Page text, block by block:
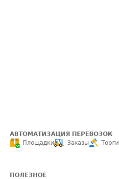
АВТОМАТИЗАЦИЯ ПЕРЕВОЗОК
Площадки
Заказы Торги
ПОЛЕЗНОЕ